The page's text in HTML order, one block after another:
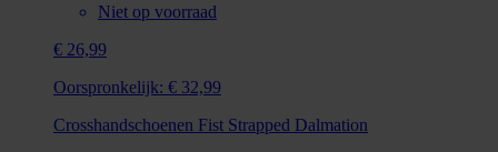
Niet op voorraad
€ 26,99
Oorspronkelijk: € 32,99
Crosshandschoenen Fist Strapped Dalmation